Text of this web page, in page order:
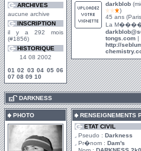
ARCHIVES
aucune archive
INSCRIPTION
il y a 292 mois
(#1856)
HISTORIQUE
14 08 2002
01 02 03 04 05 06
07 08 09 10
darkblob
)
45 ans
La
tongs.com |
http://
DARKNESS
PHOTO
RENSEIGNEMENTS
ETAT CIVIL
Pseudo : Darkness
Pr�nom : Dam's